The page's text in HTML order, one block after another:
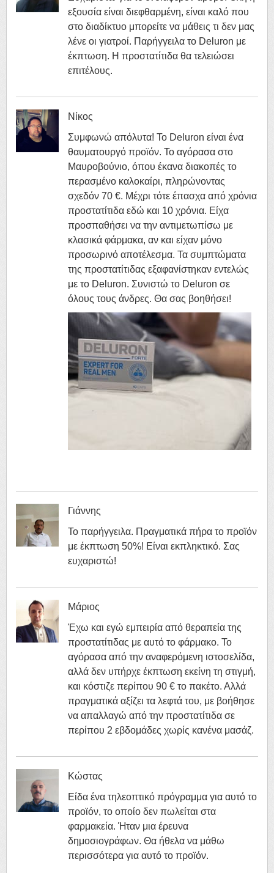
εξουσία είναι διεφθαρμένη, είναι καλό που
στο διαδίκτυο μπορείτε να μάθεις τι δεν μας
λένε οι γιατροί. Παρήγγειλα το Deluron με
έκπτωση. Η προστατίτιδα θα τελειώσει
επιτέλους.
Νίκος
Συμφωνώ απόλυτα! Το Deluron είναι ένα
θαυματουργό προϊόν. Το αγόρασα στο
Μαυροβούνιο, όπου έκανα διακοπές το
περασμένο καλοκαίρι, πληρώνοντας
σχεδόν 70 €. Μέχρι τότε έπασχα από χρόνια
προστατίτιδα εδώ και 10 χρόνια. Είχα
προσπαθήσει να την αντιμετωπίσω με
κλασικά φάρμακα, αν και είχαν μόνο
προσωρινό αποτέλεσμα. Τα συμπτώματα
της προστατίτιδας εξαφανίστηκαν εντελώς
με το Deluron. Συνιστώ το Deluron σε
όλους τους άνδρες. Θα σας βοηθήσει!
Γιάννης
Το παρήγγειλα. Πραγματικά πήρα το προϊόν
με έκπτωση 50%! Είναι εκπληκτικό. Σας
ευχαριστώ!
Μάριος
Έχω και εγώ εμπειρία από θεραπεία της
προστατίτιδας με αυτό το φάρμακο. Το
αγόρασα από την αναφερόμενη ιστοσελίδα,
αλλά δεν υπήρχε έκπτωση εκείνη τη στιγμή,
και κόστιζε περίπου 90 € το πακέτο. Αλλά
πραγματικά αξίζει τα λεφτά του, με βοήθησε
να απαλλαγώ από την προστατίτιδα σε
περίπου 2 εβδομάδες χωρίς κανένα μασάζ.
Κώστας
Είδα ένα τηλεοπτικό πρόγραμμα για αυτό το
προϊόν, το οποίο δεν πωλείται στα
φαρμακεία. Ήταν μια έρευνα
δημοσιογράφων. Θα ήθελα να μάθω
περισσότερα για αυτό το προϊόν.